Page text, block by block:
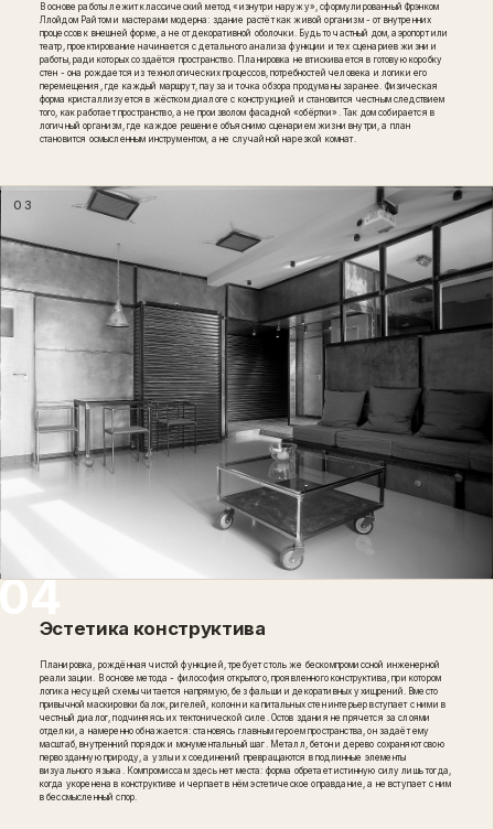
В основе работы лежит классический метод «изнутри наружу», сформулированный Фрэнком
Ллойдом Райтом и мастерами модерна: здание растёт как живой организм - от внутренних
процессов к внешней форме, а не от декоративной оболочки. Будь то частный дом, аэропорт или
театр, проектирование начинается с детального анализа функции и тех сценариев жизни и
работы, ради которых создаётся пространство. Планировка не втискивается в готовую коробку
стен - она рождается из технологических процессов, потребностей человека и логики его
перемещения, где каждый маршрут, пауза и точка обзора продуманы заранее. Физическая
форма кристаллизуется в жёстком диалоге с конструкцией и становится честным следствием
того, как работает пространство, а не произволом фасадной «обёртки». Так дом собирается в
логичный организм, где каждое решение объяснимо сценарием жизни внутри, а план
становится осмысленным инструментом, а не случайной нарезкой комнат.
03
Эстетика конструктива
Планировка, рождённая чистой функцией, требует столь же бескомпромиссной инженерной
реализации. В основе метода - философия открытого, проявленного конструктива, при котором
логика несущей схемы читается напрямую, без фальши и декоративных ухищрений. Вместо
привычной маскировки балок, ригелей, колонн и капитальных стен интерьер вступает с ними в
честный диалог, подчиняясь их тектонической силе. Остов здания не прячется за слоями
отделки, а намеренно обнажается: становясь главным героем пространства, он задаёт ему
масштаб, внутренний порядок и монументальный шаг. Металл, бетон и дерево сохраняют свою
первозданную природу, а узлы их соединений превращаются в подлинные элементы
визуального языка. Компромиссам здесь нет места: форма обретает истинную силу лишь тогда,
когда укоренена в конструктиве и черпает в нём эстетическое оправдание, а не вступает с ним
в бессмысленный спор.